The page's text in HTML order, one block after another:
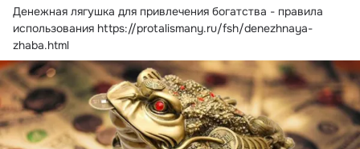
Денежная лягушка для привлечения богатства - правила
использования https://protalismany.ru/fsh/denezhnaya-
zhaba.html